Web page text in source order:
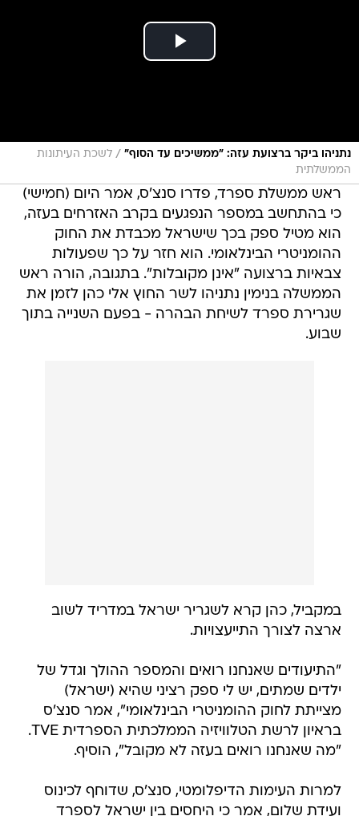
נתניהו ביקר ברצועת עזה: "ממשיכים עד הסוף" / לשכת העיתונות
הממשלתית
ראש ממשלת ספרד, פדרו סנצ'ס, אמר היום (חמישי)
כי בהתחשב במספר הנפגעים בקרב האזרחים בעזה,
הוא מטיל ספק בכך שישראל מכבדת את החוק
ההומניטרי הבינלאומי. הוא חזר על כך שפעולות
צבאיות ברצועה "אינן מקובלות". בתגובה, הורה ראש
הממשלה בנימין נתניהו לשר החוץ אלי כהן לזמן את
שגרירת ספרד לשיחת הבהרה - בפעם השנייה בתוך
שבוע.
במקביל, כהן קרא לשגריר ישראל במדריד לשוב
ארצה לצורך התייעצויות.
"התיעודים שאנחנו רואים והמספר ההולך וגדל של
ילדים שמתים, יש לי ספק רציני שהיא (ישראל)
מצייתת לחוק ההומניטרי הבינלאומי", אמר סנצ'ס
בראיון לרשת הטלוויזיה הממלכתית הספרדית TVE.
"מה שאנחנו רואים בעזה לא מקובל", הוסיף.
למרות העימות הדיפלומטי, סנצ'ס, שדוחף לכינוס
ועידת שלום, אמר כי היחסים בין ישראל לספרד